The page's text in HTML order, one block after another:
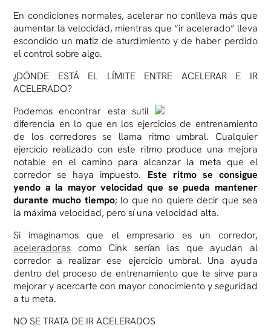
En condiciones normales, acelerar no conlleva más que
aumentar la velocidad, mientras que “ir acelerado” lleva
escondido un matiz de aturdimiento y de haber perdido
el control sobre algo.
¿DÓNDE ESTÁ EL LÍMITE ENTRE ACELERAR E IR
ACELERADO?
Podemos encontrar esta sutil
diferencia en lo que en los ejercicios de entrenamiento
de los corredores se llama ritmo umbral. Cualquier
ejercicio realizado con este ritmo produce una mejora
notable en el camino para alcanzar la meta que el
corredor se haya impuesto. Este ritmo se consigue
yendo a la mayor velocidad que se pueda mantener
durante mucho tiempo; lo que no quiere decir que sea
la máxima velocidad, pero sí una velocidad alta.
Si imaginamos que el empresario es un corredor,
aceleradoras como Cink serían las que ayudan al
corredor a realizar ese ejercicio umbral. Una ayuda
dentro del proceso de entrenamiento que te sirve para
mejorar y acercarte con mayor conocimiento y seguridad
a tu meta.
NO SE TRATA DE IR ACELERADOS